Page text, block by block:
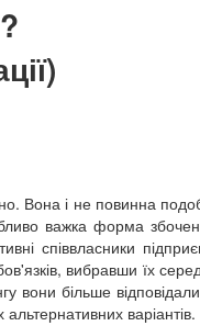
Вона і не повинна
важка форма
співвласники
вибравши їх
вони більше
альтернативних